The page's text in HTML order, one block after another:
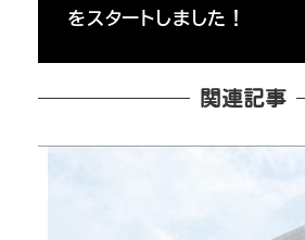
をスタートしました！
関連記事